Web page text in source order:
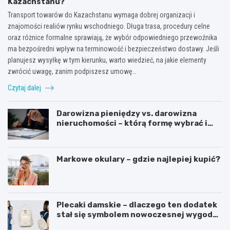
Transport towarów do Kazachstanu wymaga dobrej organizacji i
znajomości realiów rynku wschodniego. Długa trasa, procedury celne
oraz różnice formalne sprawiają, że wybór odpowiedniego przewoźnika
ma bezpośredni wpływ na terminowość i bezpieczeństwo dostawy. Jeśli
planujesz wysyłkę w tym kierunku, warto wiedzieć, na jakie elementy
zwrócić uwagę, zanim podpiszesz umowę…
Czytaj dalej
Darowizna pieniędzy vs. darowizna
nieruchomości – którą formę wybrać i
Markowe okulary – gdzie najlepiej kupić?
Plecaki damskie – dlaczego ten dodatek
stał się symbolem nowoczesnej wygody i